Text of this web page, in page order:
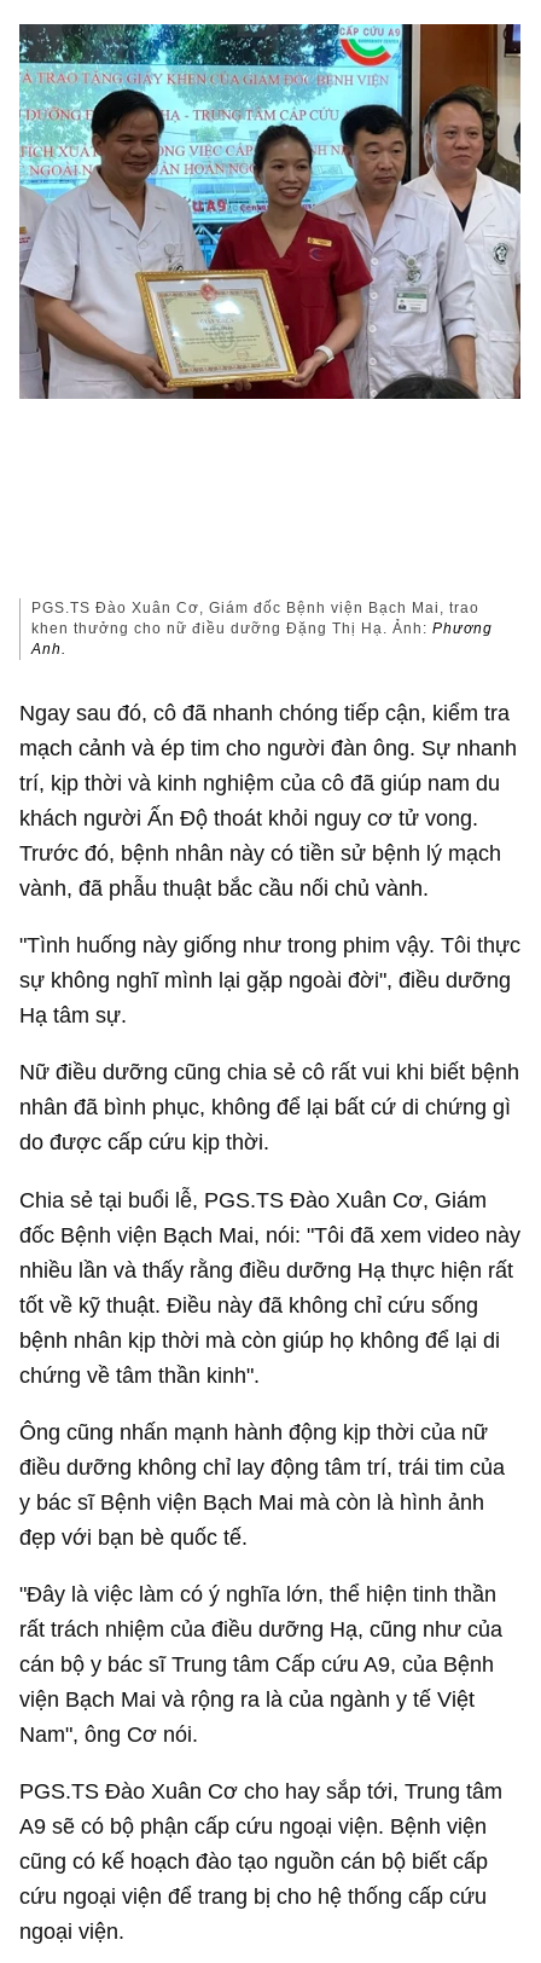
PGS.TS Đào Xuân Cơ, Giám đốc Bệnh viện Bạch Mai, trao
khen thưởng cho nữ điều dưỡng Đặng Thị Hạ. Ảnh:Phương
Anh.
Ngay sau đó, cô đã nhanh chóng tiếp cận, kiểm tra
mạch cảnh và ép tim cho người đàn ông. Sự nhanh
trí, kịp thời và kinh nghiệm của cô đã giúp nam du
khách người Ấn Độ thoát khỏi nguy cơ tử vong.
Trước đó, bệnh nhân này có tiền sử bệnh lý mạch
vành, đã phẫu thuật bắc cầu nối chủ vành.
"Tình huống này giống như trong phim vậy. Tôi thực
sự không nghĩ mình lại gặp ngoài đời", điều dưỡng
Hạ tâm sự.
Nữ điều dưỡng cũng chia sẻ cô rất vui khi biết bệnh
nhân đã bình phục, không để lại bất cứ di chứng gì
do được cấp cứu kịp thời.
Chia sẻ tại buổi lễ, PGS.TS Đào Xuân Cơ, Giám
đốc Bệnh viện Bạch Mai, nói: "Tôi đã xem video này
nhiều lần và thấy rằng điều dưỡng Hạ thực hiện rất
tốt về kỹ thuật. Điều này đã không chỉ cứu sống
bệnh nhân kịp thời mà còn giúp họ không để lại di
chứng về tâm thần kinh".
Ông cũng nhấn mạnh hành động kịp thời của nữ
điều dưỡng không chỉ lay động tâm trí, trái tim của
y bác sĩ Bệnh viện Bạch Mai mà còn là hình ảnh
đẹp với bạn bè quốc tế.
"Đây là việc làm có ý nghĩa lớn, thể hiện tinh thần
rất trách nhiệm của điều dưỡng Hạ, cũng như của
cán bộ y bác sĩ Trung tâm Cấp cứu A9, của Bệnh
viện Bạch Mai và rộng ra là của ngành y tế Việt
Nam", ông Cơ nói.
PGS.TS Đào Xuân Cơ cho hay sắp tới, Trung tâm
A9 sẽ có bộ phận cấp cứu ngoại viện. Bệnh viện
cũng có kế hoạch đào tạo nguồn cán bộ biết cấp
cứu ngoại viện để trang bị cho hệ thống cấp cứu
ngoại viện.